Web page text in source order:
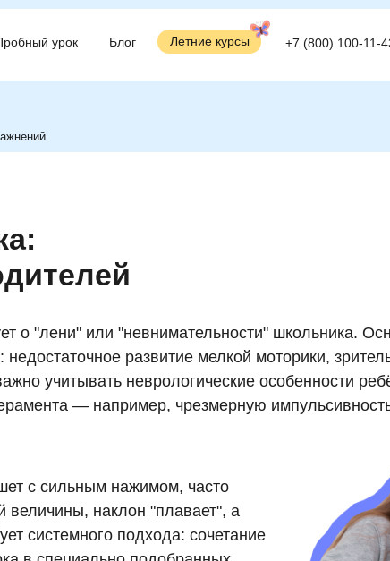
+7 (800) 100-11-
Блог
урок Летние курсы +7 (800) 100-11-
Блог
урок Летние курсы
о "лени" или "невнимательности" школьника.
развитие мелкой моторики,
учитывать неврологические особенности
— например, чрезмерную
с сильным нажимом, часто
величины, наклон "плавает", а
системного подхода: сочетание